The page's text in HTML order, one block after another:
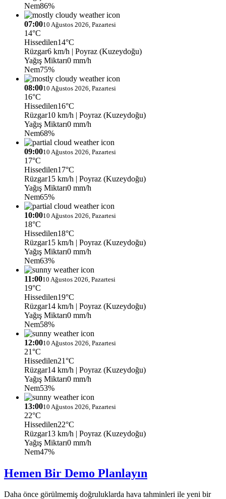
Nem86%
07:0010 Ağustos 2026, Pazartesi
14°C
Hissedilen14°C
Rüzgar6 km/h | Poyraz (Kuzeydoğu)
Yağış Miktarı0 mm/h
Nem75%
08:0010 Ağustos 2026, Pazartesi
16°C
Hissedilen16°C
Rüzgar10 km/h | Poyraz (Kuzeydoğu)
Yağış Miktarı0 mm/h
Nem68%
09:0010 Ağustos 2026, Pazartesi
17°C
Hissedilen17°C
Rüzgar15 km/h | Poyraz (Kuzeydoğu)
Yağış Miktarı0 mm/h
Nem65%
10:0010 Ağustos 2026, Pazartesi
18°C
Hissedilen18°C
Rüzgar15 km/h | Poyraz (Kuzeydoğu)
Yağış Miktarı0 mm/h
Nem63%
11:0010 Ağustos 2026, Pazartesi
19°C
Hissedilen19°C
Rüzgar14 km/h | Poyraz (Kuzeydoğu)
Yağış Miktarı0 mm/h
Nem58%
12:0010 Ağustos 2026, Pazartesi
21°C
Hissedilen21°C
Rüzgar14 km/h | Poyraz (Kuzeydoğu)
Yağış Miktarı0 mm/h
Nem53%
13:0010 Ağustos 2026, Pazartesi
22°C
Hissedilen22°C
Rüzgar13 km/h | Poyraz (Kuzeydoğu)
Yağış Miktarı0 mm/h
Nem47%
Hemen Bir Demo Planlayın
Daha önce görülmemiş doğruluklarda hava tahminleri ile yeni bir